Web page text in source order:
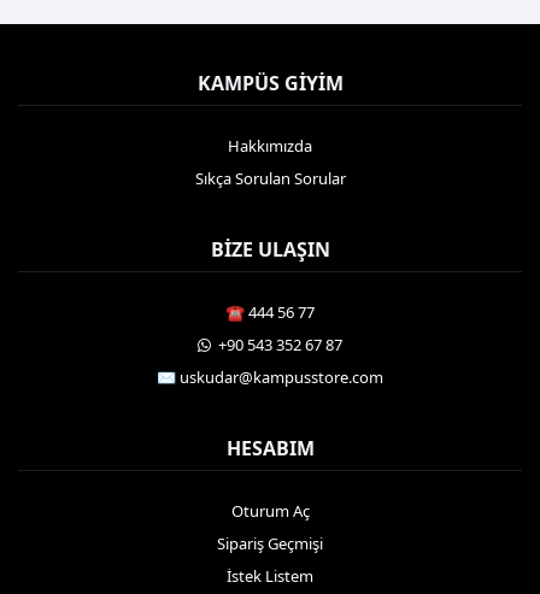
KAMPÜS GIYIM
Hakkımızda
Sıkça Sorulan Sorular
BIZE ULAŞIN
☎️ 444 56 77
️ +90 543 352 67 87
✉️ uskudar@kampusstore.com
HESABIM
Oturum Aç
Sipariş Geçmişi
İstek Listem